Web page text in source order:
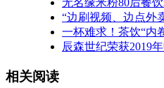
无名缘米粉80后餐
“边刷视频、边点外
一杯难求！茶饮“内
辰森世纪荣获2019
相关阅读